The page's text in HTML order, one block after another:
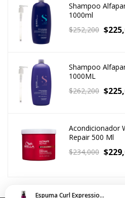
Shampoo
1000ml
$252,200 $
Shampoo
1000ML
$262,200 $
Acondicionador
Repair 500 Ml
$234,000 $
Espuma Curl Expression Loreal Crespos